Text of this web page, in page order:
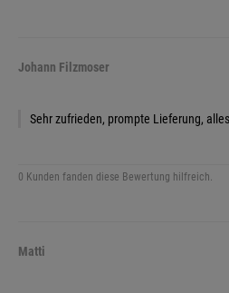
Johann Filzmoser
Sehr zufrieden, prompte Lieferung,
0 Kunden fanden diese Bewertung hilfreich.
Matti